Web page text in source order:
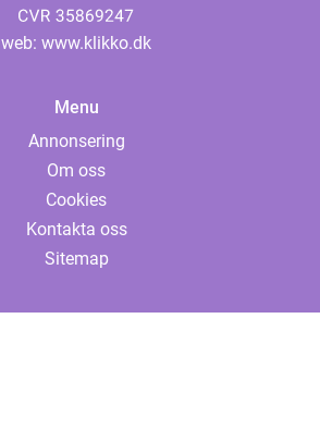
web: www.klikko.dk
Menu
Annonsering
Om oss
Cookies
Kontakta oss
Sitemap